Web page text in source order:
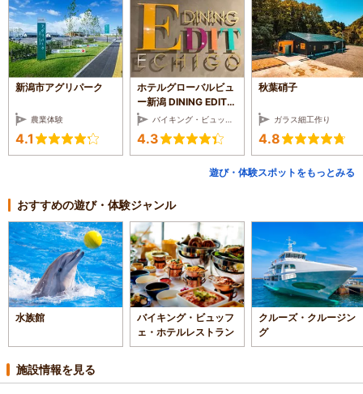
新潟市アグリパーク
農業体験
4.1
ホテルグローバルビュ
ー新潟 DINING EDIT
ECHIGO
4.3
秋葉硝子
ガラス細工作り
4.8
遊び・体験スポットをもっとみる
おすすめの遊び・体験ジャンル
水族館
バイキング・ビュッフ
ェ・ホテルレストラン
クルーズ・クルージン
グ
施設情報を見る